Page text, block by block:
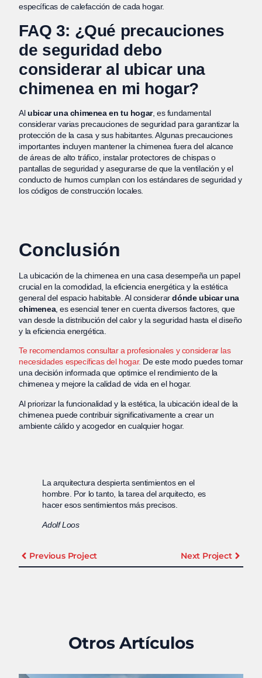
específicas de calefacción de cada hogar.
FAQ 3: ¿Qué precauciones
de seguridad debo
considerar al ubicar una
chimenea en mi hogar?
Alubicar una chimenea en tu hogar, es fundamental
considerar varias precauciones de seguridad para garantizar la
protección de la casa y sus habitantes. Algunas precauciones
importantes incluyen mantener la chimenea fuera del alcance
de áreas de alto tráfico, instalar protectores de chispas o
pantallas de seguridad y asegurarse de que la ventilación y el
conducto de humos cumplan con los estándares de seguridad y
los códigos de construcción locales.
Conclusión
La ubicación de la chimenea en una casa desempeña un papel
crucial en la comodidad, la eficiencia energética y la estética
general del espacio habitable. Al considerardónde ubicar una
chimenea, es esencial tener en cuenta diversos factores, que
van desde la distribución del calor y la seguridad hasta el diseño
y la eficiencia energética.
Te recomendamos consultar a profesionales y considerar las
necesidades específicas del hogar. De este modo puedes tomar
una decisión informada que optimice el rendimiento de la
chimenea y mejore la calidad de vida en el hogar.
Al priorizar la funcionalidad y la estética, la ubicación ideal de la
chimenea puede contribuir significativamente a crear un
ambiente cálido y acogedor en cualquier hogar.
La arquitectura despierta sentimientos en el
hombre. Por lo tanto, la tarea del arquitecto, es
hacer esos sentimientos más precisos.
Adolf Loos
Previous Project Next Project
Otros Artículos